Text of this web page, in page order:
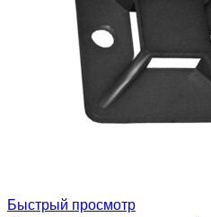
Быстрый просмотр